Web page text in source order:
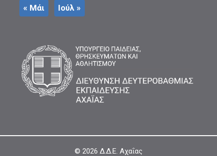
« Μάι Ιούλ »
© 2026 Δ.Δ.Ε. Αχαΐας